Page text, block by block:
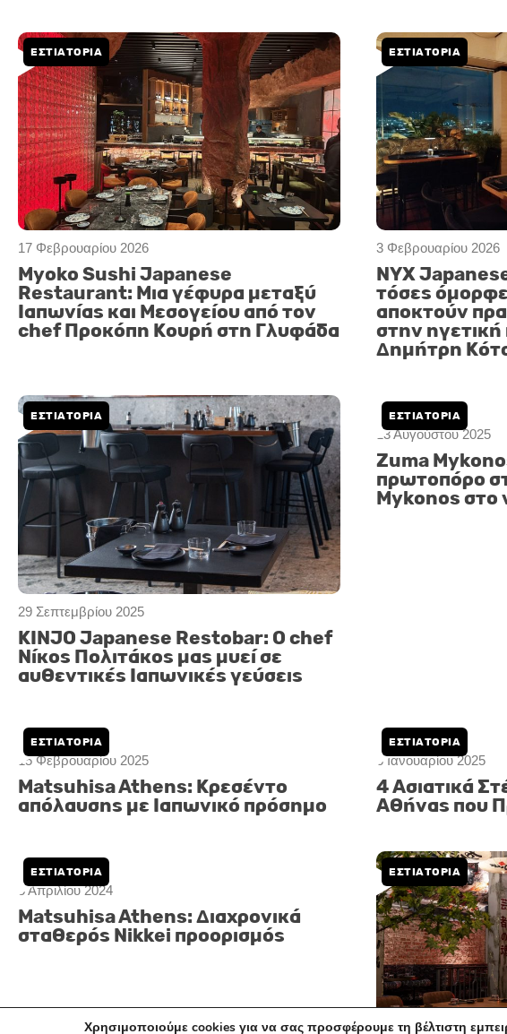
17 Φεβρουαρίου 2026
ΕΣΤΙΑΤΟΡΙΑ
Myoko Sushi Japanese
Restaurant: Μια γέφυρα μεταξύ
Ιαπωνίας και Μεσογείου από τον
chef Προκόπη Κουρή στη Γλυφάδα
3 Φεβρουαρίου 2026
ΕΣΤΙΑΤΟΡΙΑ
NYX
τόσες
αποκτούν
στην
Δημήτρη
29 Σεπτεμβρίου 2025
ΕΣΤΙΑΤΟΡΙΑ
KINJO Japanese Restobar: O chef
Νίκος Πολιτάκος μας μυεί σε
αυθεντικές Iαπωνικές γεύσεις
ΕΣΤΙΑΤΌΡΙΑ
15 Φεβρουαρίου 2025
ΕΣΤΙΑΤΌΡΙΑ
6 Ιανουαρίου 2025
ΕΣΤΙΑΤΌΡΙΑ
4 Ασιατικά
Αθήνας που
Χρησιμοποιούμε cookies για να σας προσφέρουμε τη βέλτιστη